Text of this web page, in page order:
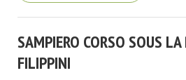
SAMPIERO CORSO SOUS
FILIPPINI